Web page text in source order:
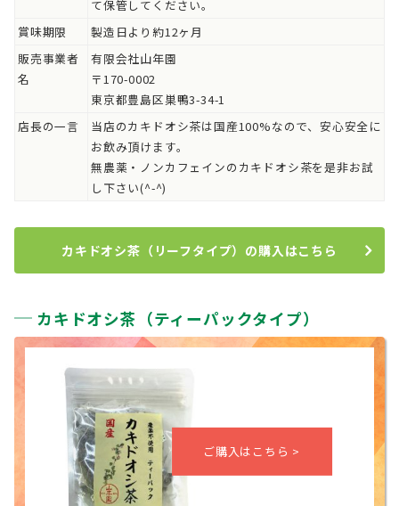
て保管してください。
賞味期限
製造日より約12ヶ月
販売事業者
名
有限会社山年園
〒170-0002
東京都豊島区巣鴨3-34-1
店長の一言
当店のカキドオシ茶は国産100%なので、安心安全に
お飲み頂けます。
無農薬・ノンカフェインのカキドオシ茶を是非お試
し下さい(^-^)
カキドオシ茶（リーフタイプ）の購入はこちら
カキドオシ茶（ティーパックタイプ）